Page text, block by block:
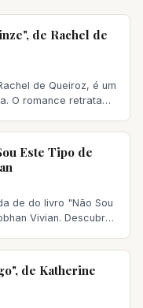
de Rachel de
de Queiroz, é um
O romance retrata
Este Tipo de
de do livro "Não Sou
Vivian. Descubra
de Katherine